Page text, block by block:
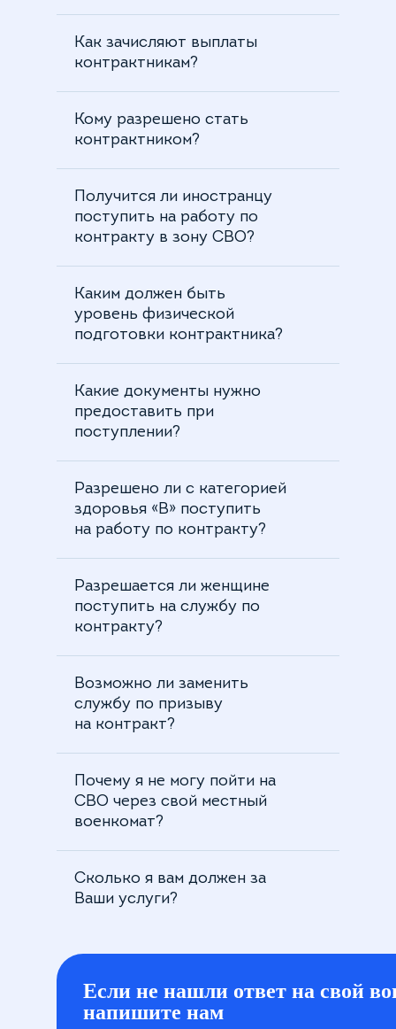
Как зачисляют выплаты
контрактникам?
Кому разрешено стать
контрактником?
Получится ли иностранцу
поступить на работу по
контракту в зону СВО?
Каким должен быть
уровень физической
подготовки контрактника?
Какие документы нужно
предоставить при
поступлении?
Разрешено ли с категорией
здоровья «В» поступить
на работу по контракту?
Разрешается ли женщине
поступить на службу по
контракту?
Возможно ли заменить
службу по призыву
на контракт?
Почему я не могу пойти на
СВО через свой местный
военкомат?
Сколько я вам должен за
Ваши услуги?
Если не нашли ответ на свой
напишите нам